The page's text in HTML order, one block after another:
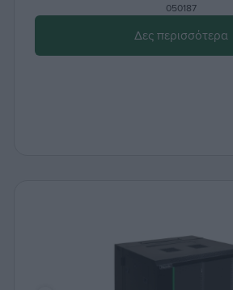
050187
Δες περισσότερα